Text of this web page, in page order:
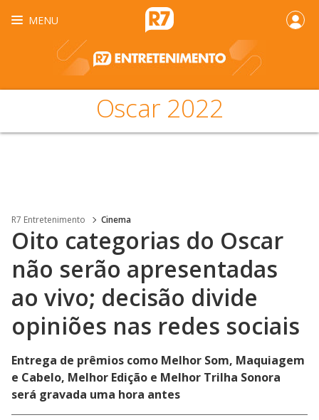
MENU
Oscar 2022
R7 Entretenimento Cinema
Oito categorias do Oscar
não serão apresentadas
ao vivo; decisão divide
opiniões nas redes sociais
Entrega de prêmios como Melhor Som, Maquiagem
e Cabelo, Melhor Edição e Melhor Trilha Sonora
será gravada uma hora antes